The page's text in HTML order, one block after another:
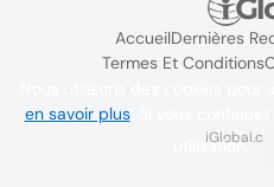
AccueilDernières
Termes Et Conditions
iGlobal.co
en savoir plus. Si vous
utilisation.